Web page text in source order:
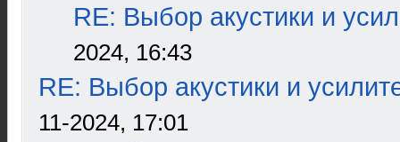
RE: Выбор акустики и
2024, 16:43
RE: Выбор акустики и
11-2024, 17:01